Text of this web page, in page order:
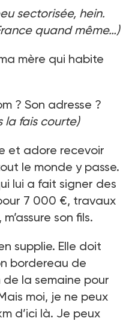
sectorisée, hein.
quand même…)
mère qui habite
? Son adresse ?
la fais courte)
et adore recevoir
le monde y passe.
lui a fait signer des
7 000 €, travaux
son fils.
supplie. Elle doit
bordereau de
la semaine pour
moi, je ne peux
d’ici là. Je peux